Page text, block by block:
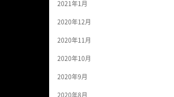
2021年1月
2020年12月
2020年11月
2020年10月
2020年9月
2020年8月